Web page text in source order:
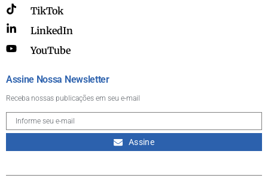
TikTok
LinkedIn
YouTube
Assine Nossa Newsletter
Receba nossas publicações em seu e-mail
Assine